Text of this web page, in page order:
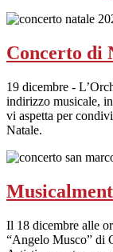
Concerto di
19 dicembre -
indirizzo musicale,
vi aspetta per
Natale.
Il 18 dicembre alle
“Angelo Musco” di